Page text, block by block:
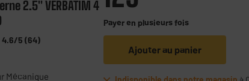
2.5" VERBATIM 4
4.6/5 (64)
Mécanique
Payer en plusieurs fois
Ajouter au panier